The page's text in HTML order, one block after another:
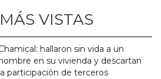
VISTAS
hallaron sin vida a un
hombre en su vivienda y descartan
la participación de terceros